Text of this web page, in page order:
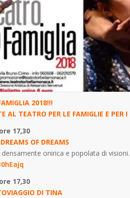
2018!!!
AL TEATRO PER LE FAMIGLIE E PER
17,30
DREAMS OF DREAMS
densamente onirica e popolata di visioni.
17,30
DI TINA